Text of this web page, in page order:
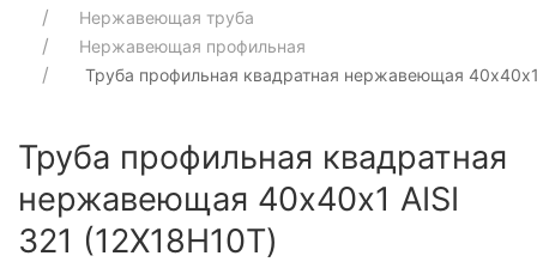
Нержавеющая труба
Нержавеющая профильная
Труба профильная квадратная нержавеющая
Труба профильная квадратная
нержавеющая 40х40х1 AISI
321 (12Х18Н10Т)